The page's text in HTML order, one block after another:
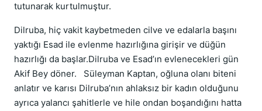
tutunarak kurtulmuştur.
Dilruba, hiç vakit kaybetmeden cilve ve edalarla başını
yaktığı Esad ile evlenme hazırlığına girişir ve düğün
hazırlığı da başlar.Dilruba ve Esad’ın evlenecekleri gün
Akif Bey döner. Süleyman Kaptan, oğluna olanı biteni
anlatır ve karısı Dilruba’nın ahlaksız bir kadın olduğunu
ayrıca yalancı şahitlerle ve hile ondan boşandığını hatta